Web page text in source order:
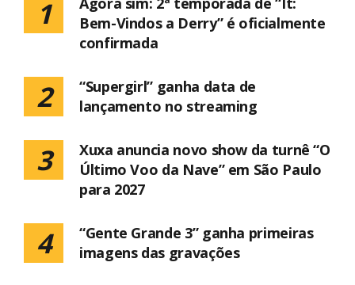
1
Bem-Vindos a Derry” é oficialmente
confirmada
2
“Supergirl” ganha data de
lançamento no streaming
3
Xuxa anuncia novo show da turnê “O
Último Voo da Nave” em São Paulo
para 2027
4
“Gente Grande 3” ganha primeiras
imagens das gravações